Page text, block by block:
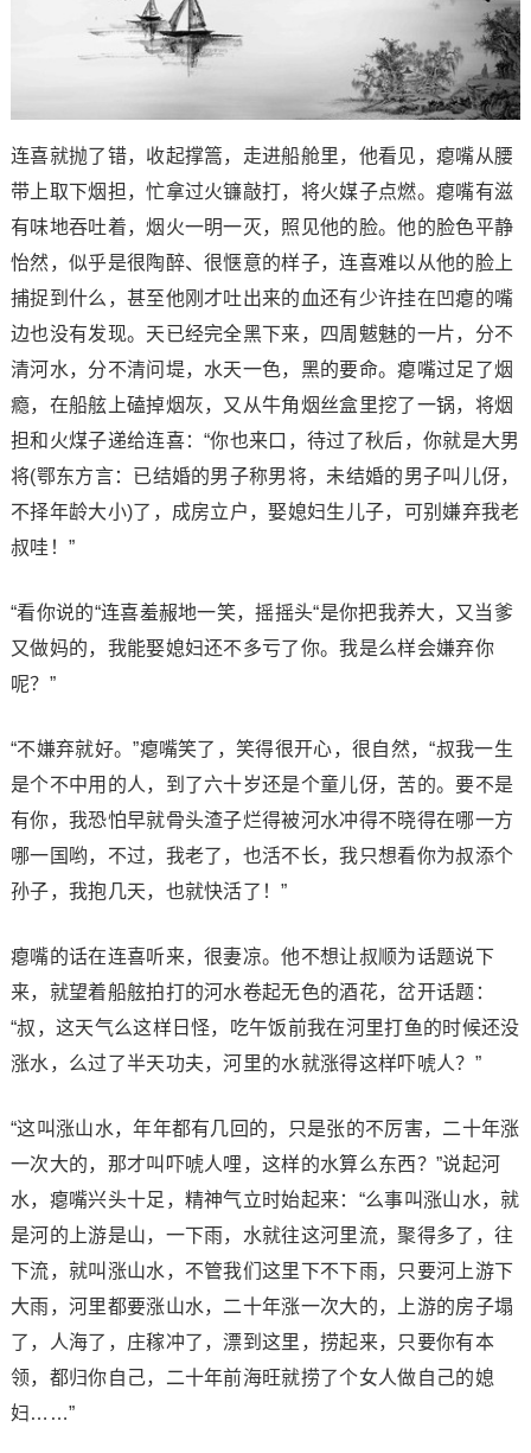
连喜就抛了错，收起撑篙，走进船舱里，他看见，瘪嘴从腰
带上取下烟担，忙拿过火镰敲打，将火媒子点燃。瘪嘴有滋
有味地吞吐着，烟火一明一灭，照见他的脸。他的脸色平静
怡然，似乎是很陶醉、很惬意的样子，连喜难以从他的脸上
捕捉到什么，甚至他刚才吐出来的血还有少许挂在凹瘪的嘴
边也没有发现。天已经完全黑下来，四周魃魅的一片，分不
清河水，分不清问堤，水天一色，黑的要命。瘪嘴过足了烟
瘾，在船舷上磕掉烟灰，又从牛角烟丝盒里挖了一锅，将烟
担和火煤子递给连喜：“你也来口，待过了秋后，你就是大男
将(鄂东方言：已结婚的男子称男将，未结婚的男子叫儿伢，
不择年龄大小)了，成房立户，娶媳妇生儿子，可别嫌弃我老
叔哇！”
“看你说的“连喜羞赧地一笑，摇摇头“是你把我养大，又当爹
又做妈的，我能娶媳妇还不多亏了你。我是么样会嫌弃你
呢？”
“不嫌弃就好。”瘪嘴笑了，笑得很开心，很自然，“叔我一生
是个不中用的人，到了六十岁还是个童儿伢，苦的。要不是
有你，我恐怕早就骨头渣子烂得被河水冲得不晓得在哪一方
哪一国哟，不过，我老了，也活不长，我只想看你为叔添个
孙子，我抱几天，也就快活了！”
瘪嘴的话在连喜听来，很妻凉。他不想让叔顺为话题说下
来，就望着船舷拍打的河水卷起无色的酒花，岔开话题：
“叔，这天气么这样日怪，吃午饭前我在河里打鱼的时候还没
涨水，么过了半天功夫，河里的水就涨得这样吓唬人？”
“这叫涨山水，年年都有几回的，只是张的不厉害，二十年涨
一次大的，那才叫吓唬人哩，这样的水算么东西？”说起河
水，瘪嘴兴头十足，精神气立时始起来：“么事叫涨山水，就
是河的上游是山，一下雨，水就往这河里流，聚得多了，往
下流，就叫涨山水，不管我们这里下不下雨，只要河上游下
大雨，河里都要涨山水，二十年涨一次大的，上游的房子塌
了，人海了，庄稼冲了，漂到这里，捞起来，只要你有本
领，都归你自己，二十年前海旺就捞了个女人做自己的媳
妇……”